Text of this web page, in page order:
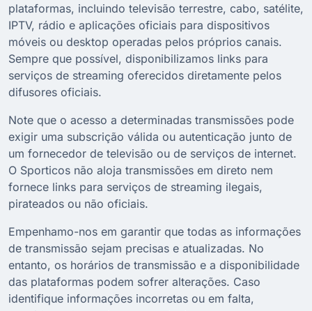
plataformas, incluindo televisão terrestre, cabo, satélite,
IPTV, rádio e aplicações oficiais para dispositivos
móveis ou desktop operadas pelos próprios canais.
Sempre que possível, disponibilizamos links para
serviços de streaming oferecidos diretamente pelos
difusores oficiais.
Note que o acesso a determinadas transmissões pode
exigir uma subscrição válida ou autenticação junto de
um fornecedor de televisão ou de serviços de internet.
O Sporticos não aloja transmissões em direto nem
fornece links para serviços de streaming ilegais,
pirateados ou não oficiais.
Empenhamo-nos em garantir que todas as informações
de transmissão sejam precisas e atualizadas. No
entanto, os horários de transmissão e a disponibilidade
das plataformas podem sofrer alterações. Caso
identifique informações incorretas ou em falta,